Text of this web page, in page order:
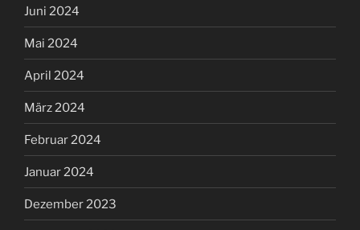
Juni 2024
Mai 2024
April 2024
März 2024
Februar 2024
Januar 2024
Dezember 2023